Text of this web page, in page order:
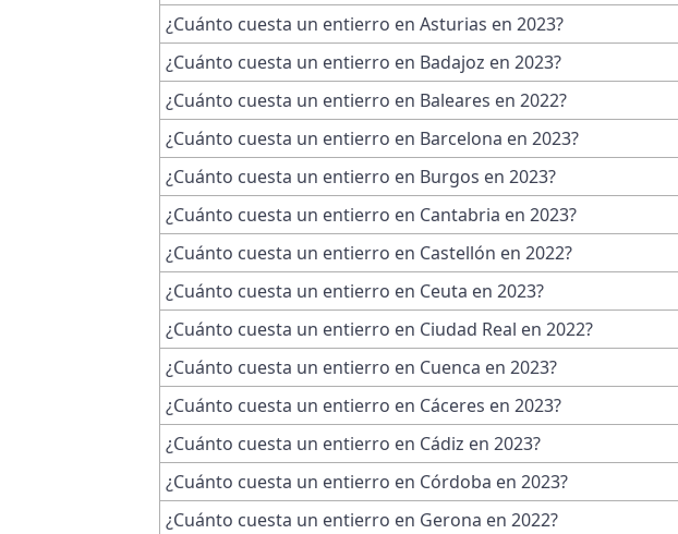
¿Cuánto cuesta un entierro en Asturias en 2023?
¿Cuánto cuesta un entierro en Badajoz en 2023?
¿Cuánto cuesta un entierro en Baleares en 2022?
¿Cuánto cuesta un entierro en Barcelona en 2023?
¿Cuánto cuesta un entierro en Burgos en 2023?
¿Cuánto cuesta un entierro en Cantabria en 2023?
¿Cuánto cuesta un entierro en Castellón en 2022?
¿Cuánto cuesta un entierro en Ceuta en 2023?
¿Cuánto cuesta un entierro en Ciudad Real en 2022?
¿Cuánto cuesta un entierro en Cuenca en 2023?
¿Cuánto cuesta un entierro en Cáceres en 2023?
¿Cuánto cuesta un entierro en Cádiz en 2023?
¿Cuánto cuesta un entierro en Córdoba en 2023?
¿Cuánto cuesta un entierro en Gerona en 2022?